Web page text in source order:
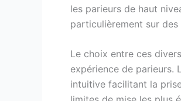
les parieurs de haut
particulièrement sur
Le choix entre ces
expérience de parieurs.
intuitive facilitant la